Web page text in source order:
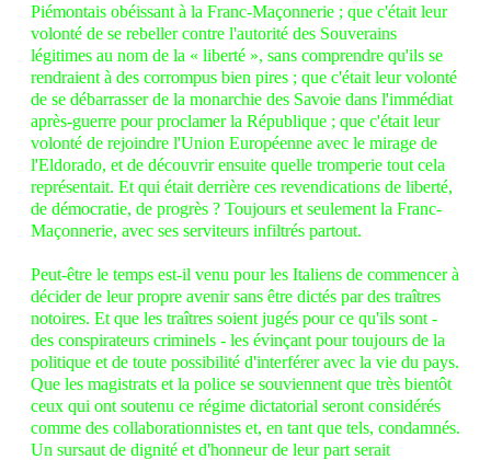
Piémontais obéissant à la Franc-Maçonnerie ; que c'était leur
volonté de se rebeller contre l'autorité des Souverains
légitimes au nom de la « liberté », sans comprendre qu'ils se
rendraient à des corrompus bien pires ; que c'était leur volonté
de se débarrasser de la monarchie des Savoie dans l'immédiat
après-guerre pour proclamer la République ; que c'était leur
volonté de rejoindre l'Union Européenne avec le mirage de
l'Eldorado, et de découvrir ensuite quelle tromperie tout cela
représentait. Et qui était derrière ces revendications de liberté,
de démocratie, de progrès ? Toujours et seulement la Franc-
Maçonnerie, avec ses serviteurs infiltrés partout.
Peut-être le temps est-il venu pour les Italiens de commencer à
décider de leur propre avenir sans être dictés par des traîtres
notoires. Et que les traîtres soient jugés pour ce qu'ils sont -
des conspirateurs criminels - les évinçant pour toujours de la
politique et de toute possibilité d'interférer avec la vie du pays.
Que les magistrats et la police se souviennent que très bientôt
ceux qui ont soutenu ce régime dictatorial seront considérés
comme des collaborationnistes et, en tant que tels, condamnés.
Un sursaut de dignité et d'honneur de leur part serait